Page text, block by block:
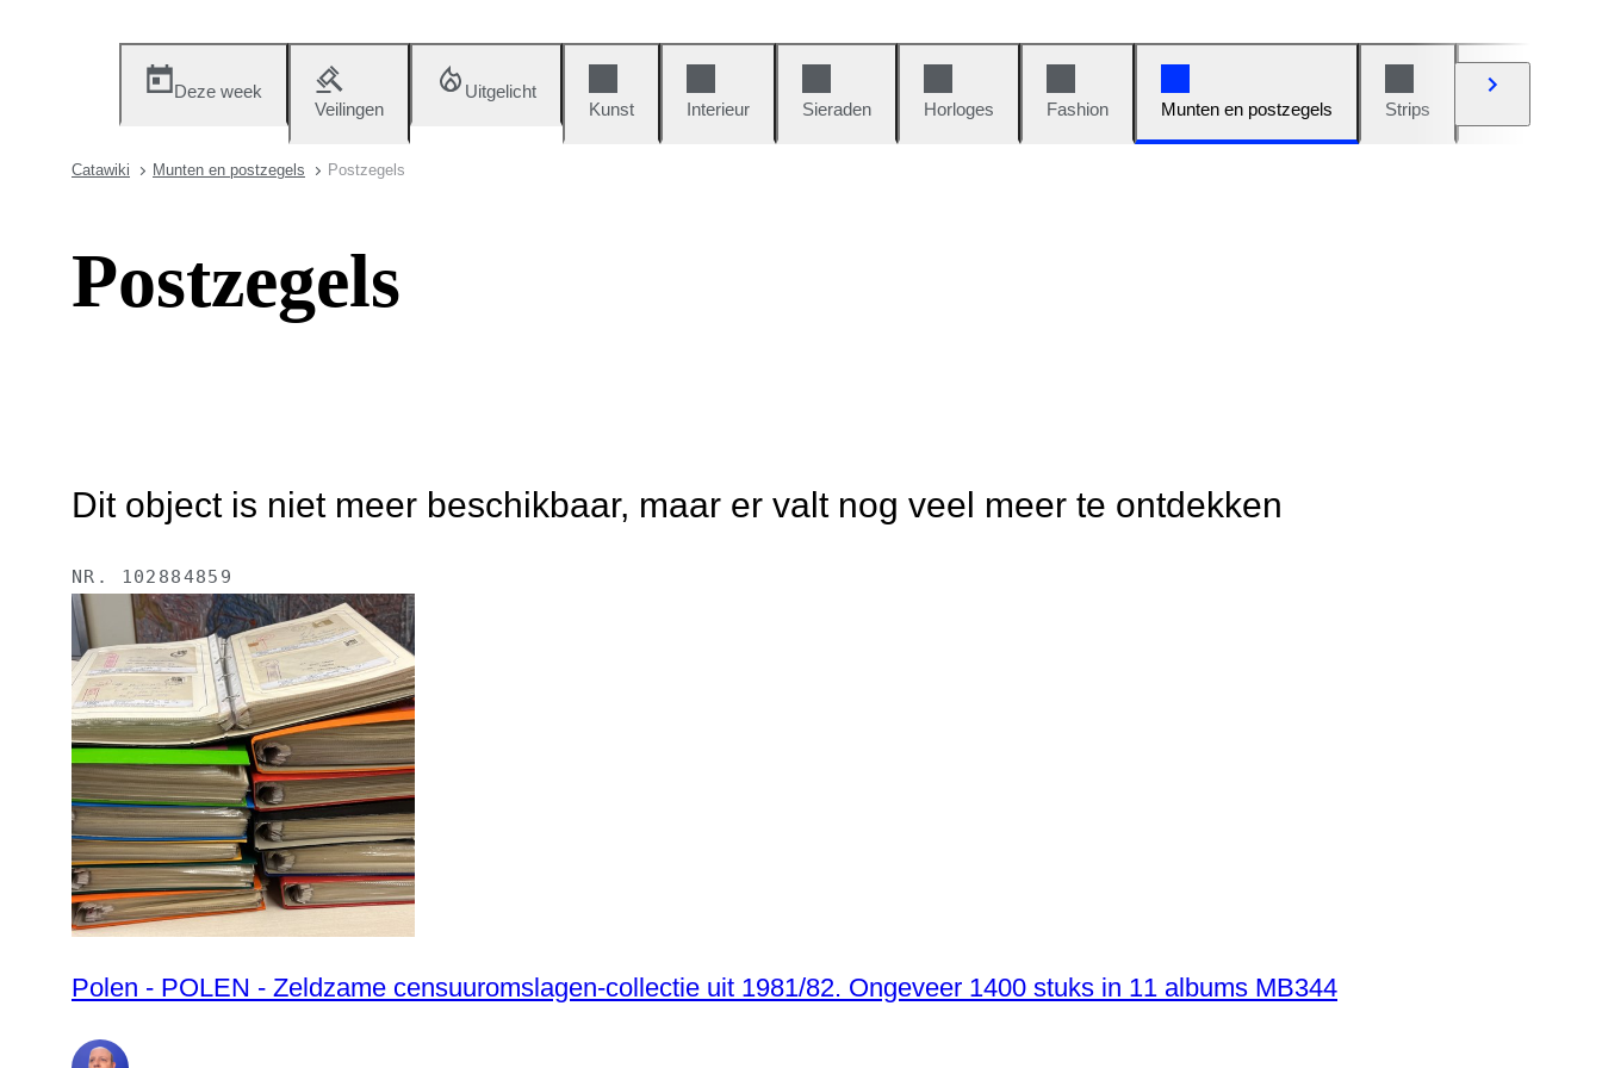
Deze week
Veilingen
Uitgelicht
Kunst
Interieur Sieraden Horloges Fashion Munten en postzegels Strips
Catawiki Munten en postzegels Postzegels
Postzegels
Dit object is niet meer beschikbaar, maar er valt nog veel meer te ontdekken
NR. 102884859
Polen - POLEN - Zeldzame censuuromslagen-collectie uit 1981/82. Ongeveer 1400 stuks in 11 albums MB344